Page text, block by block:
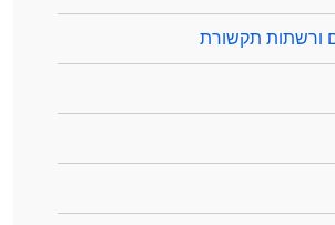
ורשתות תקשורת